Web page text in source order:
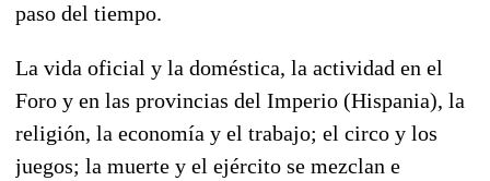
paso del tiempo.
La vida oficial y la doméstica, la actividad en el
Foro y en las provincias del Imperio (Hispania), la
religión, la economía y el trabajo; el circo y los
juegos; la muerte y el ejército se mezclan e